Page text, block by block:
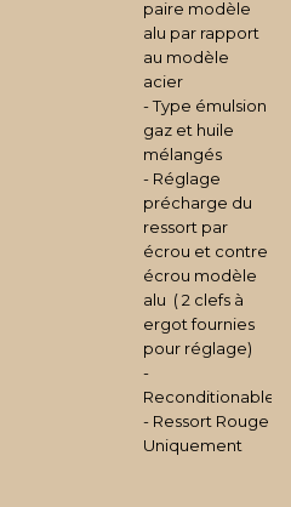
paire modèle
alu par rapport
au modèle
acier
- Type émulsion
gaz et huile
mélangés
- Réglage
précharge du
ressort par
écrou et contre
écrou modèle
alu ( 2 clefs à
ergot fournies
pour réglage)
-
Reconditionable
- Ressort Rouge
Uniquement